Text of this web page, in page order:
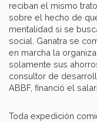
reciban el mismo
sobre el hecho de
mentalidad si se
social. Ganatra se
en marcha la
solamente sus
consultor de
ABBF, financió el
Toda expedición